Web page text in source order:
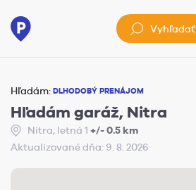
Vyhľadať
Hľadám: DLHODOBÝ PRENÁJOM
Hľadám garáž, Nitra
Nitra, letná 1 +/- 0.5 km
Aktualizované dňa: 9. 8. 2026